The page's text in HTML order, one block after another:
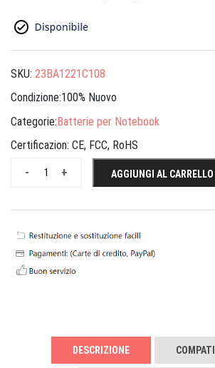
SKU: 23BA1221C108
Condizione:100% Nuovo
Categorie:Batterie per Notebook
Certificazion: CE, FCC, RoHS
+
- AGGIUNGI AL CARRELLO
DESCRIZIONE